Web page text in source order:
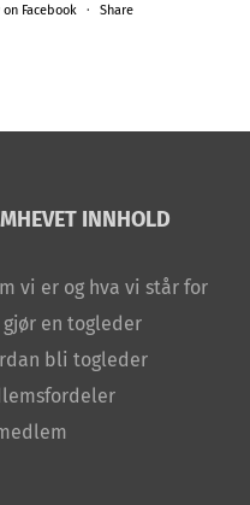
on Facebook · Share
INNHOLD
vi er og hva vi står for
gjør en togleder
bli togleder